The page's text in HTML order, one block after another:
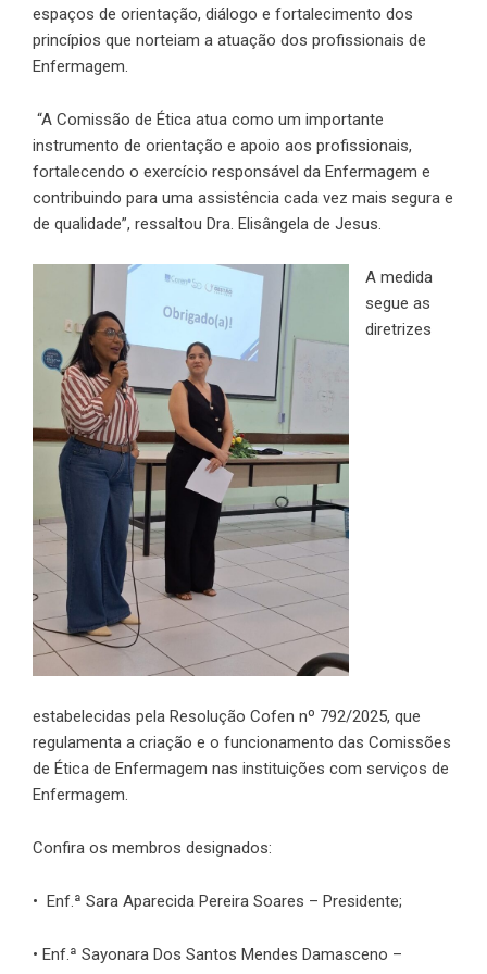
espaços de orientação, diálogo e fortalecimento dos
princípios que norteiam a atuação dos profissionais de
Enfermagem.
“A Comissão de Ética atua como um importante
instrumento de orientação e apoio aos profissionais,
fortalecendo o exercício responsável da Enfermagem e
contribuindo para uma assistência cada vez mais segura e
de qualidade”, ressaltou Dra. Elisângela de Jesus.
A medida
segue as
diretrizes
estabelecidas pela Resolução Cofen nº 792/2025, que
regulamenta a criação e o funcionamento das Comissões
de Ética de Enfermagem nas instituições com serviços de
Enfermagem.
Confira os membros designados:
• Enf.ª Sara Aparecida Pereira Soares – Presidente;
• Enf.ª Sayonara Dos Santos Mendes Damasceno –